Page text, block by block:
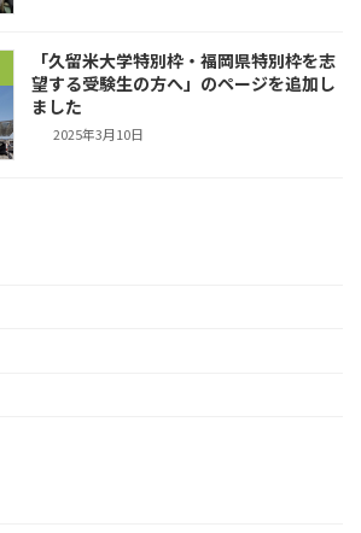
「久留米大学特別枠・福岡県特別枠を志
望する受験生の方へ」のページを追加し
ました
2025年3月10日